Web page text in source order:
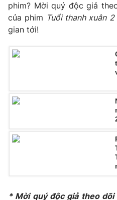
VTV Money
VTV Sức khoẻ
VTV4
VTV9
phim? Mời quý độc giả
của phim Tuổi thanh xuân 2
gian tới!
* Mời quý độc giả theo